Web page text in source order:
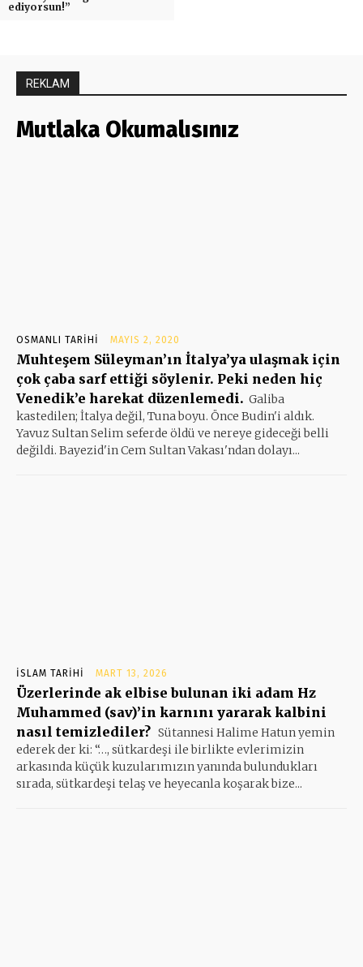
ediyorsun!”
REKLAM
Mutlaka Okumalısınız
OSMANLI TARIHI MAYIS 2, 2020
Muhteşem Süleyman’ın İtalya’ya ulaşmak için
çok çaba sarf ettiği söylenir. Peki neden hiç
Venedik’e harekat düzenlemedi. Galiba
kastedilen; İtalya değil, Tuna boyu. Önce Budin'i aldık.
Yavuz Sultan Selim seferde öldü ve nereye gideceği belli
değildi. Bayezid'in Cem Sultan Vakası'ndan dolayı...
İSLAM TARIHI MART 13, 2026
Üzerlerinde ak elbise bulunan iki adam Hz
Muhammed (sav)’in karnını yararak kalbini
nasıl temizlediler? Sütannesi Halime Hatun yemin
ederek der ki: “…, sütkardeşi ile birlikte evlerimizin
arkasında küçük kuzularımızın yanında bulundukları
sırada, sütkardeşi telaş ve heyecanla koşarak bize...